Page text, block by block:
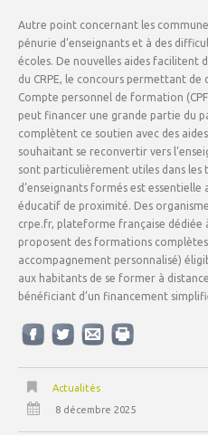
Autre point concernant les
pénurie d’enseignants et à des
écoles. De nouvelles aides facilitent
du CRPE, le concours permettant de
Compte personnel de formation
peut financer une grande partie du
complètent ce soutien avec des
souhaitant se reconvertir vers
sont particulièrement utiles dans les
d’enseignants formés est essentielle
éducatif de proximité. Des
crpe.fr, plateforme française dédiée
proposent des formations
accompagnement personnalisé)
aux habitants de se former à
bénéficiant d’un financement
Actualités
8 décembre 2025